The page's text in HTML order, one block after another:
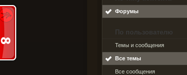
Форумы
По пользователю
Темы и сообщения
Все темы
Все сообщения